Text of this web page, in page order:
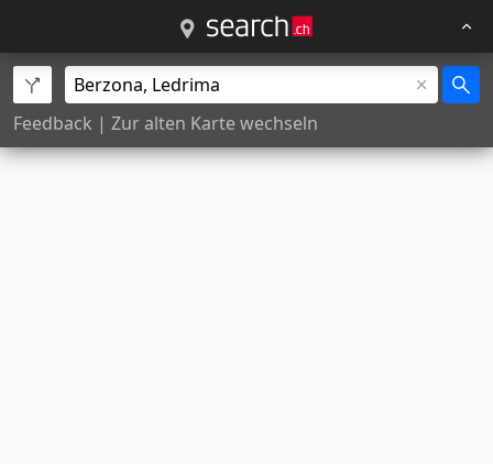
Feedback | Zur alten Karte wechseln